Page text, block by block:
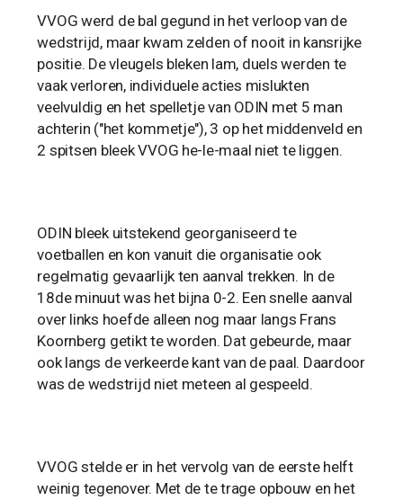
VVOG werd de bal gegund in het verloop van de
wedstrijd, maar kwam zelden of nooit in kansrijke
positie. De vleugels bleken lam, duels werden te
vaak verloren, individuele acties mislukten
veelvuldig en het spelletje van ODIN met 5 man
achterin ("het kommetje"), 3 op het middenveld en
2 spitsen bleek VVOG he-le-maal niet te liggen.
ODIN bleek uitstekend georganiseerd te
voetballen en kon vanuit die organisatie ook
regelmatig gevaarlijk ten aanval trekken. In de
18de minuut was het bijna 0-2. Een snelle aanval
over links hoefde alleen nog maar langs Frans
Koornberg getikt te worden. Dat gebeurde, maar
ook langs de verkeerde kant van de paal. Daardoor
was de wedstrijd niet meteen al gespeeld.
VVOG stelde er in het vervolg van de eerste helft
weinig tegenover. Met de te trage opbouw en het